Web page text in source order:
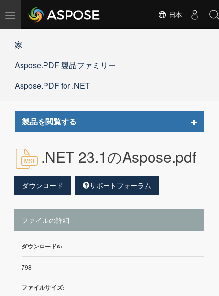
ナ
ー
ョ
の
日本
家
Aspose.PDF 製品ファミリー
Aspose.PDF for .NET
製品を閲覧する
Toggle
.NET 23.1のAspose.pdf
ダウンロード サポートフォーラム
ファイルの詳細
ダウンロードs:
798
ファイルサイズ: